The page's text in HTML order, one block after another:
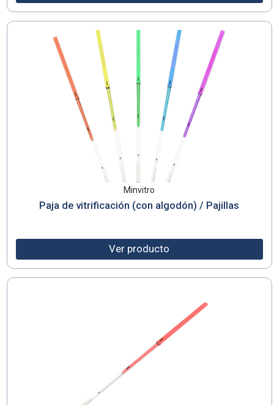
Minvitro
Paja de vitrificación (con algodón) / Pajillas
Ver producto